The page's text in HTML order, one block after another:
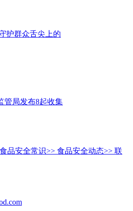
护群众舌尖上的
管局发布8起收集
品安全常识>> 食品安全动态>> 联